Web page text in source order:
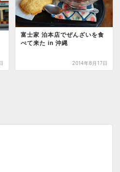
富士家 泊本店でぜんざいを食
べて来た in 沖縄
2014年8月17日